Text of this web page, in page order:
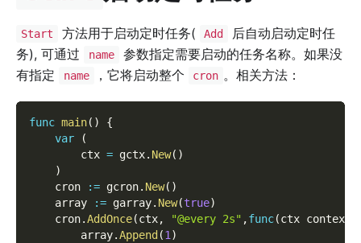
Start 方法用于启动定时任务( Add
后自动启动定时任
务), 可通过
name
参数指定需要启动的任务名称。如果没
有指定
name ，它将启动整个 cron 。相关方法：
func main( )
{
var
(
        ctx
= gctx. New( )
)
    cron
:= gcron. New( )
    array
:= garray. New(true)
    cron
.AddOnce(ctx, "@every 2s" ,func(ctx context
        array
.Append (1 )